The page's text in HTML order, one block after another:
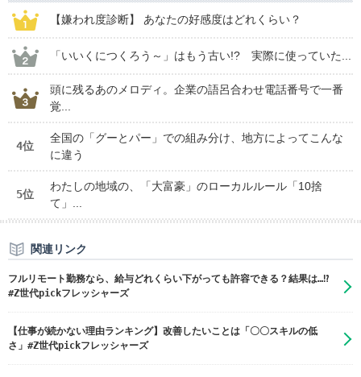
【嫌われ度診断】 あなたの好感度はどれくらい？
「いいくにつくろう～」はもう古い!? 実際に使っていた...
頭に残るあのメロディ。企業の語呂合わせ電話番号で一番
覚...
4位
全国の「グーとパー」での組み分け、地方によってこんな
に違う
5位
わたしの地域の、「大富豪」のローカルルール「10捨
て」...
関連リンク
フルリモート勤務なら、給与どれくらい下がっても許容できる？結果は…⁉
#Z世代pickフレッシャーズ
【仕事が続かない理由ランキング】改善したいことは「〇〇スキルの低
さ」#Z世代pickフレッシャーズ